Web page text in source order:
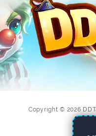
Copyright © 2026